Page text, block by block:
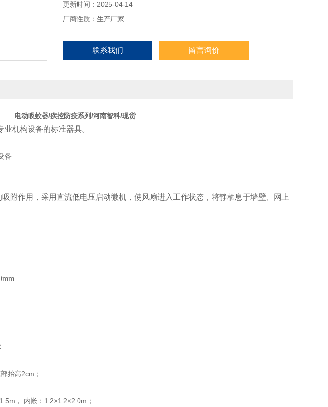
更新时间：2025-04-14
厂商性质：生产厂家
联系我们 留言询价
电动吸蚊器/疾控防疫系列/河南智科/现货
机构设备的标准器具。
备
附作用，采用直流低电压启动微机，使风扇进入工作状态，将静栖息于墙壁、网上
抬高2cm；
， 内帐：1.2×1.2×2.0m；